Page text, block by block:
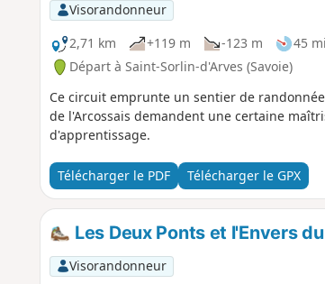
Visorandonneur
2,71 km
+119 m -123 m 45
Départ à Saint-Sorlin-d'Arves (Savoie)
Ce circuit emprunte un sentier de randonnée
de l'Arcossais demandent une certaine
d'apprentissage.
Télécharger le PDF Télécharger le GPX
Les Deux Ponts et l'Envers
Visorandonneur